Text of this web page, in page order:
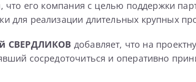
что его компания с целью поддержки
для реализации длительных крупных
СВЕРДЛИКОВ добавляет, что на
сосредоточиться и оперативно